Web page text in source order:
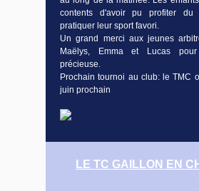
contents d'avoir pu profiter du
pratiquer leur sport favori.
Un grand merci aux jeunes
Maëlys, Emma et Lucas
précieuse.
Prochain tournoi au club: le TMC
juin prochain
LE TC GAILLON EN